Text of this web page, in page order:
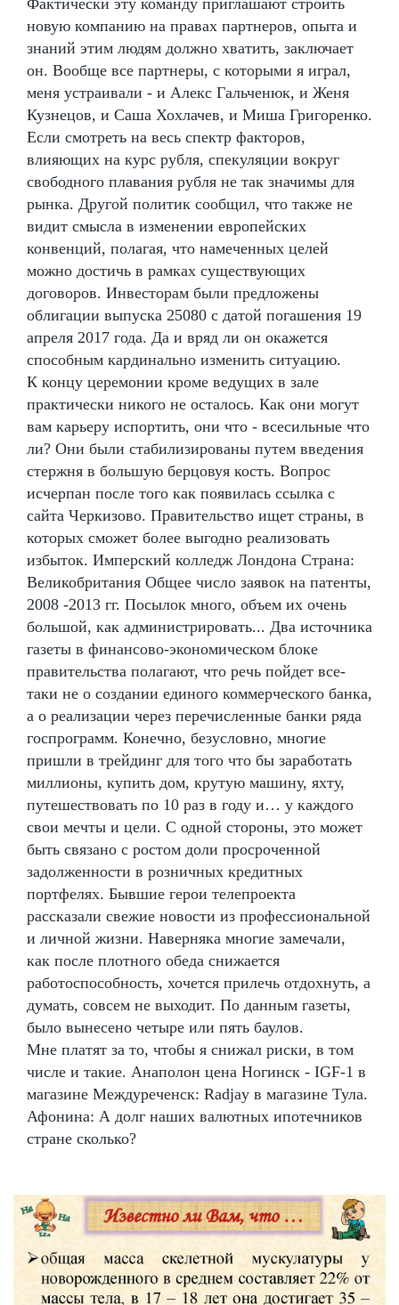
новую компанию на правах партнеров, опыта и
знаний этим людям должно хватить, заключает
он. Вообще все партнеры, с которыми я играл,
меня устраивали - и Алекс Гальченюк, и Женя
Кузнецов, и Саша Хохлачев, и Миша Григоренко.
Если смотреть на весь спектр факторов,
влияющих на курс рубля, спекуляции вокруг
свободного плавания рубля не так значимы для
рынка. Другой политик сообщил, что также не
видит смысла в изменении европейских
конвенций, полагая, что намеченных целей
можно достичь в рамках существующих
договоров. Инвесторам были предложены
облигации выпуска 25080 с датой погашения 19
апреля 2017 года. Да и вряд ли он окажется
способным кардинально изменить ситуацию.
К концу церемонии кроме ведущих в зале
практически никого не осталось. Как они могут
вам карьеру испортить, они что - всесильные что
ли? Они были стабилизированы путем введения
стержня в большую берцовуя кость. Вопрос
исчерпан после того как появилась ссылка с
сайта Черкизово. Правительство ищет страны, в
которых сможет более выгодно реализовать
избыток. Имперский колледж Лондона Страна:
Великобритания Общее число заявок на патенты,
2008 -2013 гг. Посылок много, объем их очень
большой, как администрировать... Два источника
газеты в финансово-экономическом блоке
правительства полагают, что речь пойдет все-
таки не о создании единого коммерческого банка,
а о реализации через перечисленные банки ряда
госпрограмм. Конечно, безусловно, многие
пришли в трейдинг для того что бы заработать
миллионы, купить дом, крутую машину, яхту,
путешествовать по 10 раз в году и… у каждого
свои мечты и цели. С одной стороны, это может
быть связано с ростом доли просроченной
задолженности в розничных кредитных
портфелях. Бывшие герои телепроекта
рассказали свежие новости из профессиональной
и личной жизни. Наверняка многие замечали,
как после плотного обеда снижается
работоспособность, хочется прилечь отдохнуть, а
думать, совсем не выходит. По данным газеты,
было вынесено четыре или пять баулов.
Мне платят за то, чтобы я снижал риски, в том
числе и такие. Анаполон цена Ногинск - IGF-1 в
магазине Междуреченск: Radjay в магазине Тула.
Афонина: А долг наших валютных ипотечников
стране сколько?